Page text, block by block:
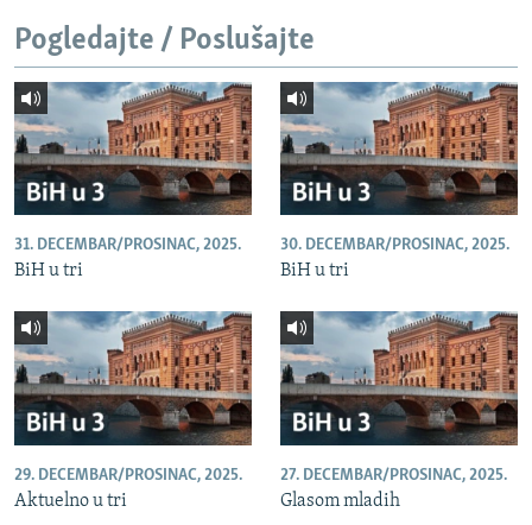
Pogledajte / Poslušajte
31. DECEMBAR/PROSINAC, 2025.
BiH u tri
30. DECEMBAR/PROSINAC, 2025.
BiH u tri
29. DECEMBAR/PROSINAC, 2025.
Aktuelno u tri
27. DECEMBAR/PROSINAC, 2025.
Glasom mladih